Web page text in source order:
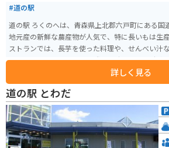
#道の駅
道の駅 ろくのへは、青森県上北郡六戸町にある国
地元産の新鮮な農産物が人気で、特に長いもは生
ストランでは、長芋を使った料理や、せんべい汁
しめます。 バイクで訪れる際は、広々とした駐車場があるので安心です。 周
辺には、国宝に指定されている「是川遺跡」など
点在しています。 六戸町は、長芋の他にも、りんごやにんにくなどの特産品
も有名です。 お土産にいかがでしょうか。
詳しく見る
道の駅 とわだ